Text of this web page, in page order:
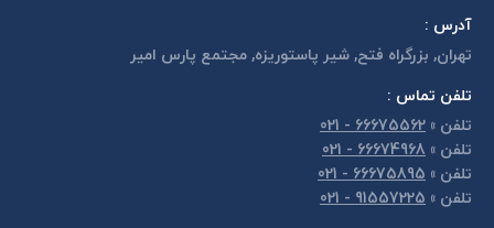
آدرس :
تهران, بزرگراه فتح, شير پاستوريزه, مجتمع پارس امير
تلفن تماس :
تلفن »
66675562 - 021
تلفن »
66674968 - 021
تلفن »
66675895 - 021
تلفن »
91557225 - 021